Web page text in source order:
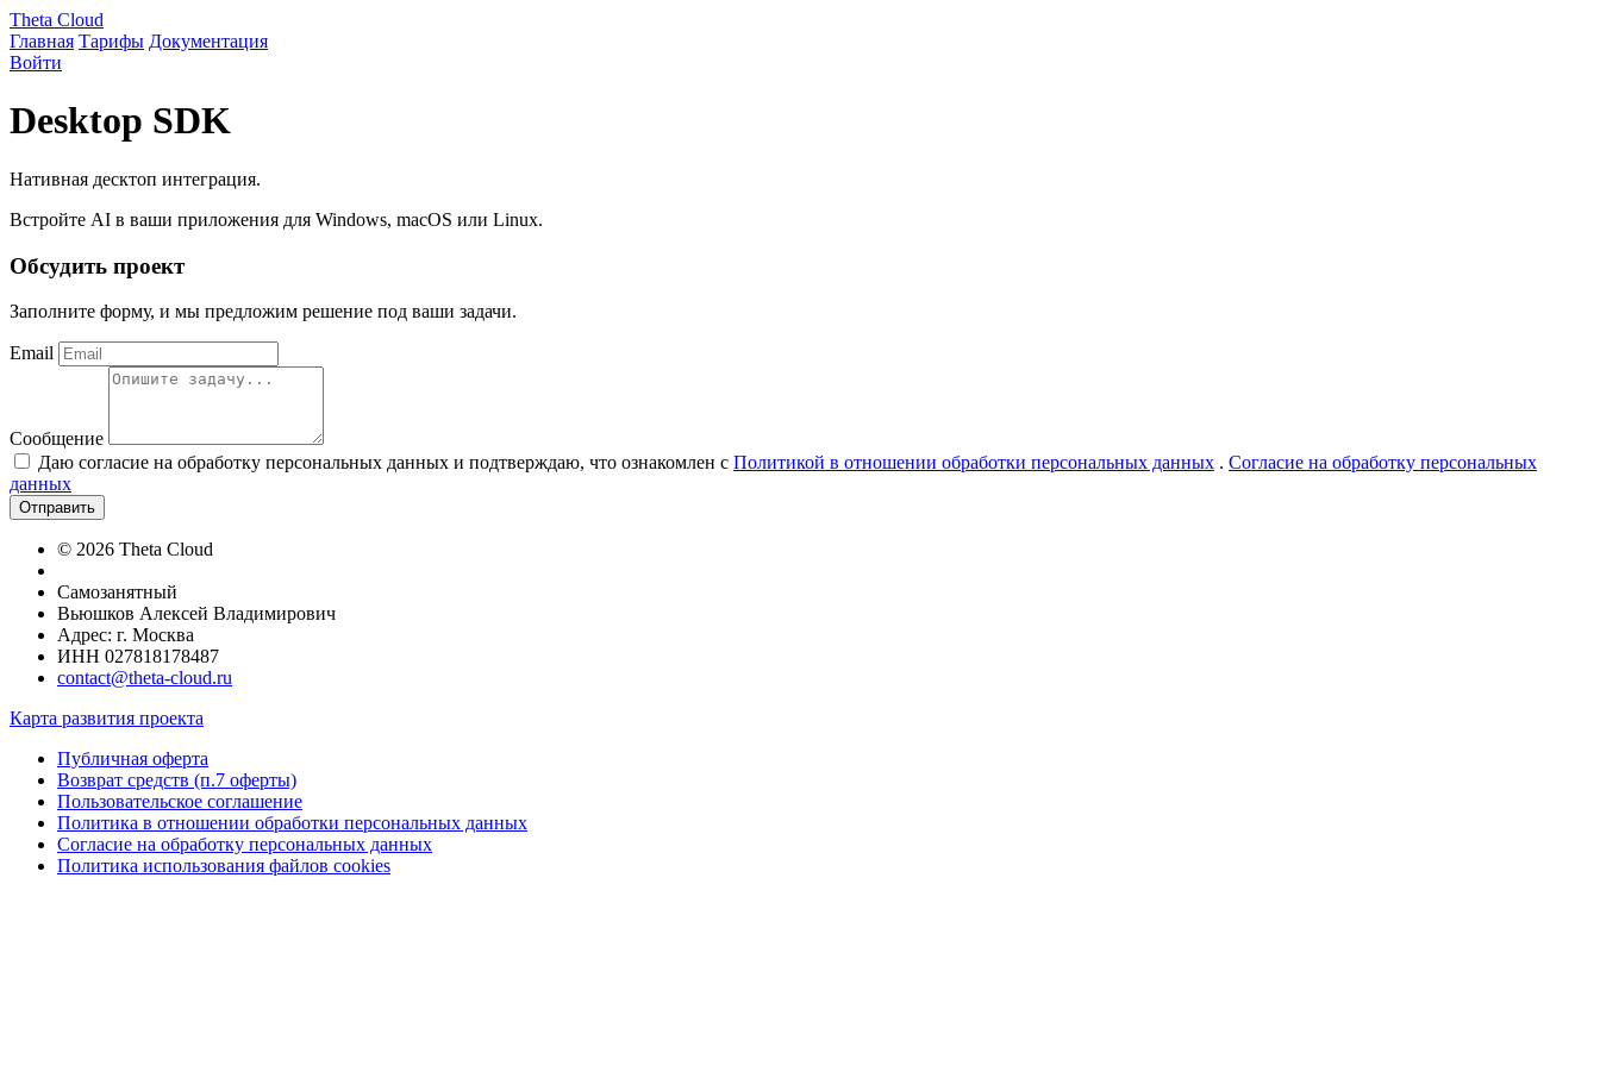
Theta Cloud
Главная Тарифы Документация
Войти
Desktop SDK
Нативная десктоп интеграция.
Встройте AI в ваши приложения для Windows, macOS или Linux.
Обсудить проект
Заполните форму, и мы предложим решение под ваши задачи.
Email
Сообщение
Даю согласие на обработку персональных данных и подтверждаю, что ознакомлен с Политикой в отношении обработки персональных данных . Согласие на обработку персональных
данных
Отправить
© 2026 Theta Cloud
Самозанятный
Вьюшков Алексей Владимирович
Адрес: г. Москва
ИНН 027818178487
contact@theta-cloud.ru
Карта развития проекта
Публичная оферта
Возврат средств (п.7 оферты)
Пользовательское соглашение
Политика в отношении обработки персональных данных
Согласие на обработку персональных данных
Политика использования файлов cookies